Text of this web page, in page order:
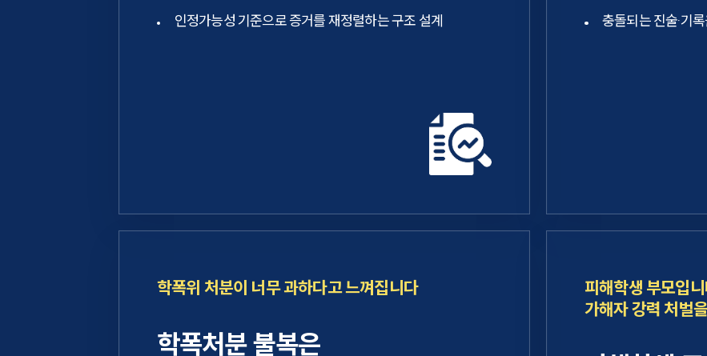
인정가능성 기준으로 증거를 재정렬하는 구조 설계
충돌되는 진술·기
학폭위 처분이 너무 과하다고 느껴집니다
학폭처분 불복은
피해학생 부모입
가해자 강력 처벌